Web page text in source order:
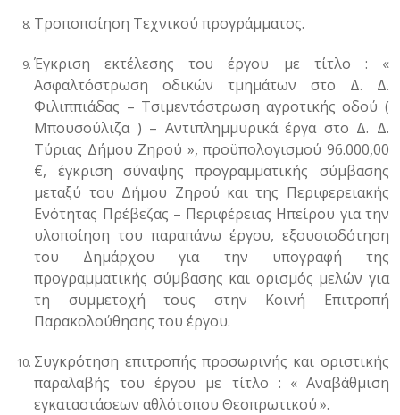
Τροποποίηση Τεχνικού προγράμματος.
Έγκριση εκτέλεσης του έργου με τίτλο : «
Ασφαλτόστρωση οδικών τμημάτων στο Δ. Δ.
Φιλιππιάδας – Τσιμεντόστρωση αγροτικής οδού (
Μπουσούλιζα ) – Αντιπλημμυρικά έργα στο Δ. Δ.
Τύριας Δήμου Ζηρού », προϋπολογισμού 96.000,00
€, έγκριση σύναψης προγραμματικής σύμβασης
μεταξύ του Δήμου Ζηρού και της Περιφερειακής
Ενότητας Πρέβεζας – Περιφέρειας Ηπείρου για την
υλοποίηση του παραπάνω έργου, εξουσιοδότηση
του Δημάρχου για την υπογραφή της
προγραμματικής σύμβασης και ορισμός μελών για
τη συμμετοχή τους στην Κοινή Επιτροπή
Παρακολούθησης του έργου.
Συγκρότηση επιτροπής προσωρινής και οριστικής
παραλαβής του έργου με τίτλο : « Αναβάθμιση
εγκαταστάσεων αθλότοπου Θεσπρωτικού».